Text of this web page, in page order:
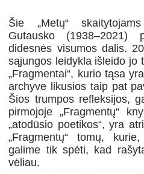
Šie „Metų“
Gutausko (1938–2021)
didesnės visumos dalis.
sąjungos leidykla išleido jo
„Fragmentai“, kurio tąsa
archyve likusios taip pat
Šios trumpos refleksijos,
pirmojoje „Fragmentų“
„atodūsio poetikos“, yra
„Fragmentų“ tomų,
galime tik spėti, kad
vėliau.